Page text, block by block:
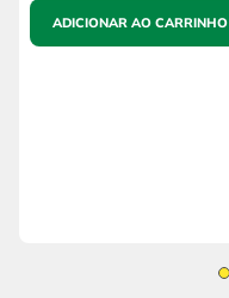
ADICIONAR AO CARRINHO